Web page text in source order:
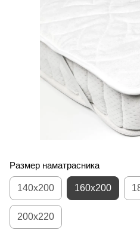
Размер наматрасника
140x200 160x200
200x220